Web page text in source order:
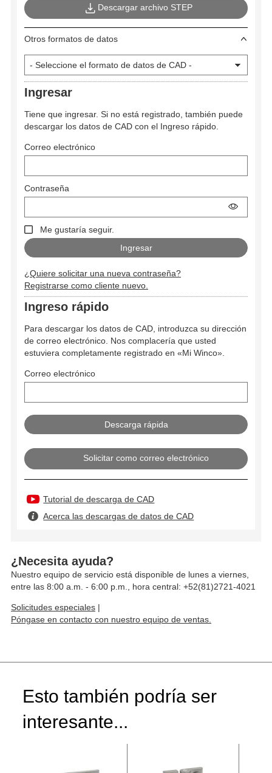
Descargar archivo STEP
Otros formatos de datos
Ingresar
Tiene que ingresar. Si no está registrado, también puede
descargar los datos de CAD con el Ingreso rápido.
Correo electrónico
Contraseña
Me gustaría seguir.
¿Quiere solicitar una nueva contraseña?
Registrarse como cliente nuevo.
Ingreso rápido
Para descargar los datos de CAD, introduzca su dirección
de correo electrónico. Nos complacería que usted
estuviera completamente registrado en «Mi Winco».
Correo electrónico
Solicitar como correo electrónico
Tutorial de descarga de CAD
Acerca las descargas de datos de CAD
¿Necesita ayuda?
Nuestro equipo de servicio está disponible de lunes a viernes,
entre las 8:00 a.m. - 6:00 p.m., hora central: +52(81)2721-4021
Solicitudes especiales |
Póngase en contacto con nuestro equipo de ventas.
Esto también podría ser
interesante...